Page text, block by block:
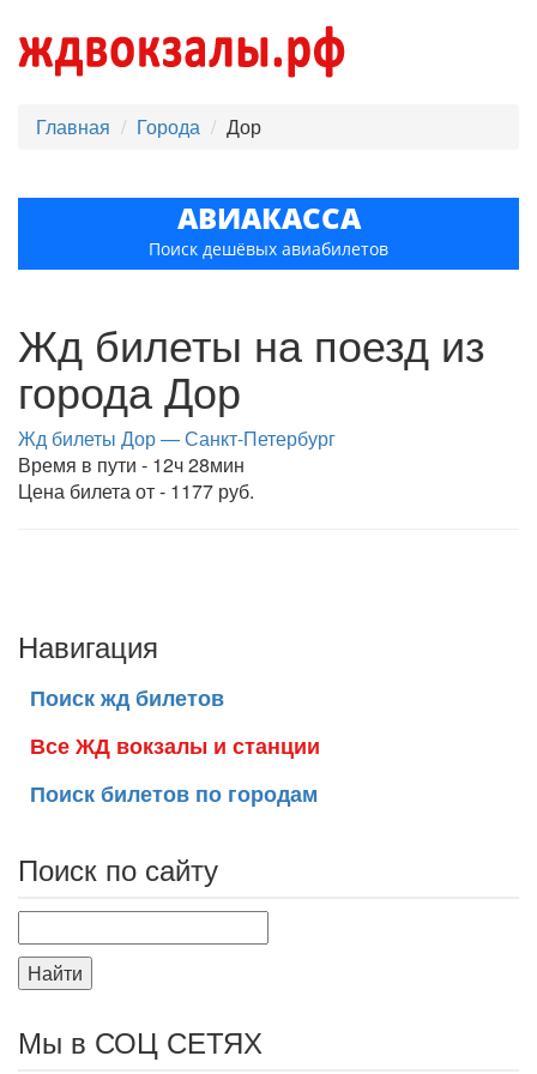
Главная Города Дор
АВИАКАССА
Поиск дешёвых авиабилетов
Жд билеты на поезд из
города Дор
Жд билеты Дор — Санкт-Петербург
Время в пути - 12ч 28мин
Цена билета от - 1177 руб.
Навигация
Поиск жд билетов
Все ЖД вокзалы и станции
Поиск билетов по городам
Поиск по сайту
Найти
Мы в СОЦ СЕТЯХ